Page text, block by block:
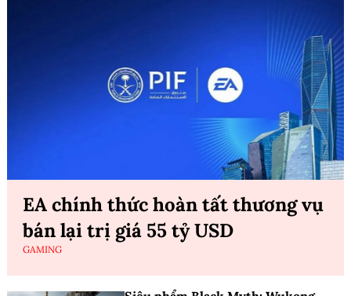
EA chính thức hoàn tất thương vụ
bán lại trị giá 55 tỷ USD
GAMING